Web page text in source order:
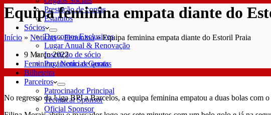
Prestação de contas
Estatutos
Sócios
Descontos Exclusivos
Lugar Anual & Renovação
Inscrição de sócio
Pagamento de quotas
Bilheteira
Parceiros
Patrocinador Principal
Technical Sponsor
Oficial Sponsor
Equipa feminina empata diante do
Início » Notícias»Feminino»Equipa feminina empata diante do Estoril Praia
9 Março 2022
Feminino/Notícias Gerais
No regresso da Liga BPI a Barcelos, a equipa feminina empatou a duas bolas com